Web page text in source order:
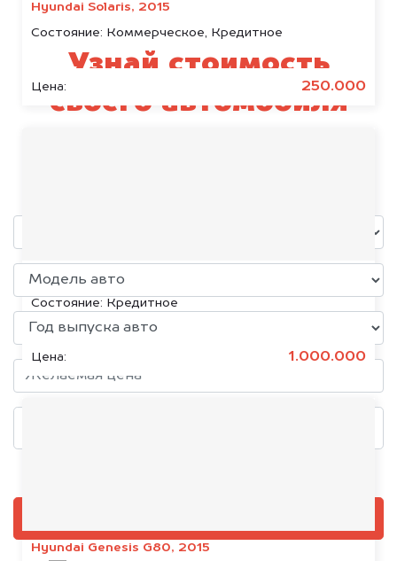
Hyundai Solaris, 2015
Состояние: Коммерческое, Кредитное
Цена: 250.000
KIA K5, 2020
Состояние: Кредитное
Цена: 1.000.000
Hyundai Genesis G80, 2015
Узнай стоимость
своего автомобиля